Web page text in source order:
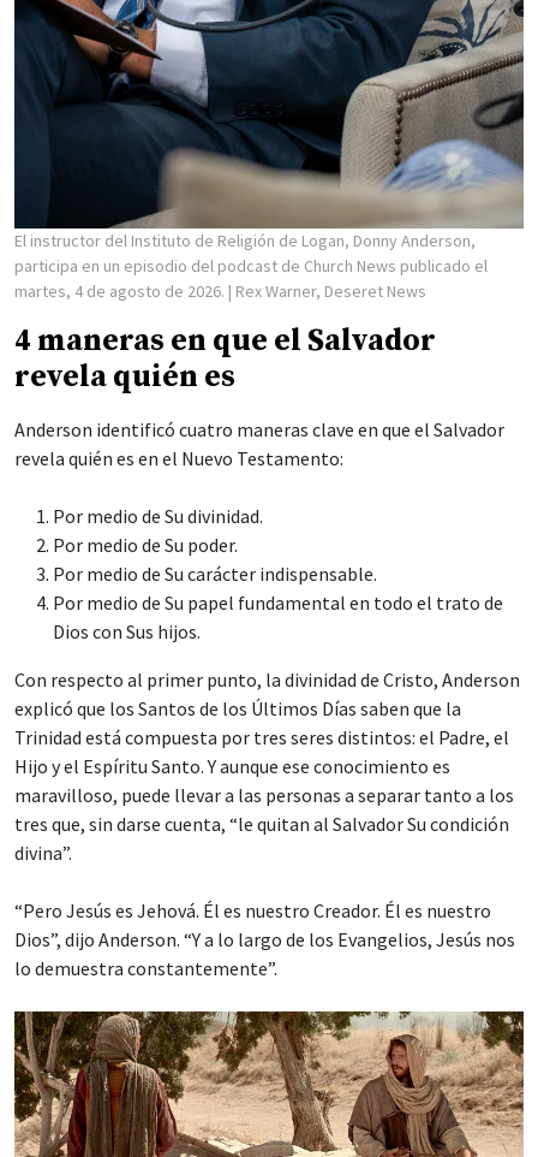
El instructor del Instituto de Religión de Logan, Donny Anderson,
participa en un episodio del podcast de Church News publicado el
martes, 4 de agosto de 2026. | Rex Warner, Deseret News
4 maneras en que el Salvador
revela quién es
Anderson identificó cuatro maneras clave en que el Salvador
revela quién es en el Nuevo Testamento:
Por medio de Su divinidad.
Por medio de Su poder.
Por medio de Su carácter indispensable.
Por medio de Su papel fundamental en todo el trato de
Dios con Sus hijos.
Con respecto al primer punto, la divinidad de Cristo, Anderson
explicó que los Santos de los Últimos Días saben que la
Trinidad está compuesta por tres seres distintos: el Padre, el
Hijo y el Espíritu Santo. Y aunque ese conocimiento es
maravilloso, puede llevar a las personas a separar tanto a los
tres que, sin darse cuenta, “le quitan al Salvador Su condición
divina”.
“Pero Jesús es Jehová. Él es nuestro Creador. Él es nuestro
Dios”, dijo Anderson. “Y a lo largo de los Evangelios, Jesús nos
lo demuestra constantemente”.